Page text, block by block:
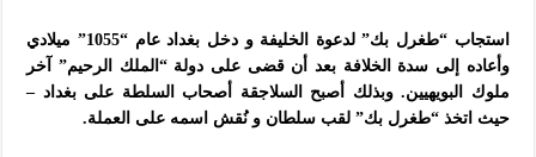
استجاب “طغرل بك” لدعوة الخليفة و دخل بغداد عام “1055” ميلادي
وأعاده إلى سدة الخلافة بعد أن قضى على دولة “الملك الرحيم” آخر
ملوك البويهيين. وبذلك أصبح السلاجقة أصحاب السلطة على بغداد –
حيث اتخذ “طغرل بك” لقب سلطان و نُقش اسمه على العملة.